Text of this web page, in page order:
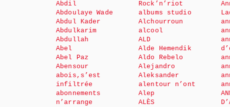
Abdil
Abdoulaye Wade
Abdul Kader
Abdulkarim
Abdullah
Abel
Abel Paz
Abensour
abois,s’est
infiltrée
abonnements
n’arrange
Rock’n’riot
albums studio
Alchourroun
alcool
ALD
Alde Hemendik
Aldo Rebelo
Alejandro
Aleksander
alentour n’ont
Alep
ALÈS